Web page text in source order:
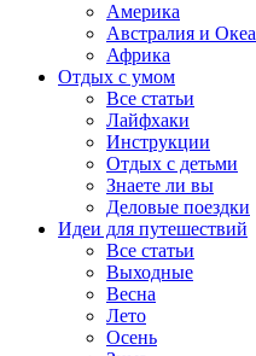
Америка
Австралия и
Африка
Отдых с умом
Все статьи
Лайфхаки
Инструкции
Отдых с детьми
Знаете ли вы
Деловые поездки
Идеи для путешествий
Все статьи
Выходные
Весна
Лето
Осень